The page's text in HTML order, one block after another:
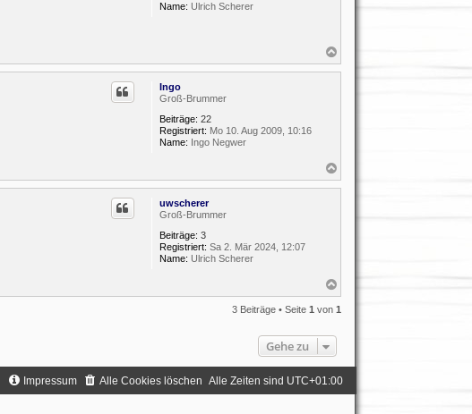
Name: Ulrich Scherer
a
c
Ingo
Groß-Brummer
Beiträge: 22
Registriert: Mo 10. Aug 2009, 10:16
Name: Ingo Negwer
a
c
uwscherer
Groß-Brummer
Beiträge: 3
Registriert: Sa 2. Mär 2024, 12:07
Name: Ulrich Scherer
a
c
3 Beiträge • Seite 1 von 1
Gehe zu
Alle Zeiten sind UTC+01:00
Alle Cookies löschen
Impressum